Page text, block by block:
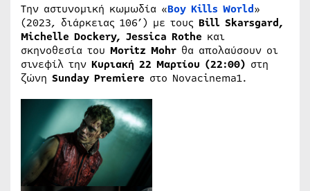
Την αστυνομική κωμωδία «Boy Kills World»
(2023, διάρκειας 106’) με τους Bill Skarsgard,
Michelle Dockery, Jessica Rothe και
σκηνοθεσία του Moritz Mohr θα απολαύσουν οι
σινεφίλ την Κυριακή 22 Μαρτίου (22:00) στη
ζώνη Sunday Premiere στο Novacinema1.